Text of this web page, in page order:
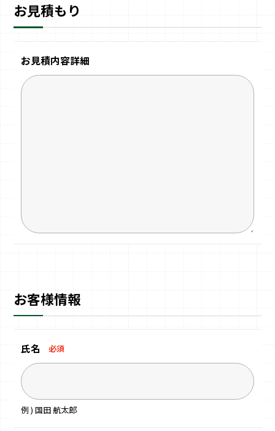
お見積もり
お見積内容詳細
お客様情報
氏名 必須
例 ) 国田 航太郎